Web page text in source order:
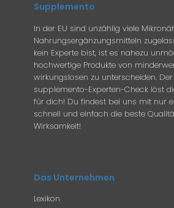
Supplemento
In der EU sind unzählig viele
Nahrungsergänzungsmitteln
kein Experte bist, ist es nahezu
hochwertige Produkte von
wirkungslosen zu unterscheiden. Der
supplemento-Experten-Check löst
für dich! Du findest bei uns mit nur
schnell und einfach die beste
Wirksamkeit!
Das Unternehmen
Lexikon